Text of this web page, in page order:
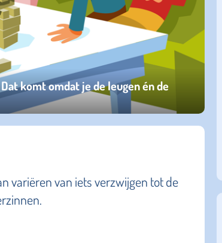
komt omdat je de leugen én de
variëren van iets verzwijgen tot de